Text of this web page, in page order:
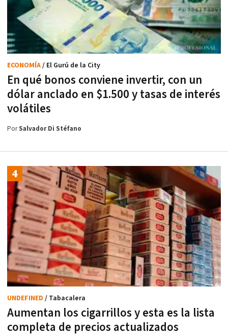
En qué bonos conviene invertir, con un
dólar anclado en $1.500 y tasas de interés
volátiles
ECONOMÍA/ El Gurú de la City
PorSalvador Di Stéfano
Aumentan los cigarrillos y esta es la lista
completa de precios actualizados
UNDEFINED / Tabacalera